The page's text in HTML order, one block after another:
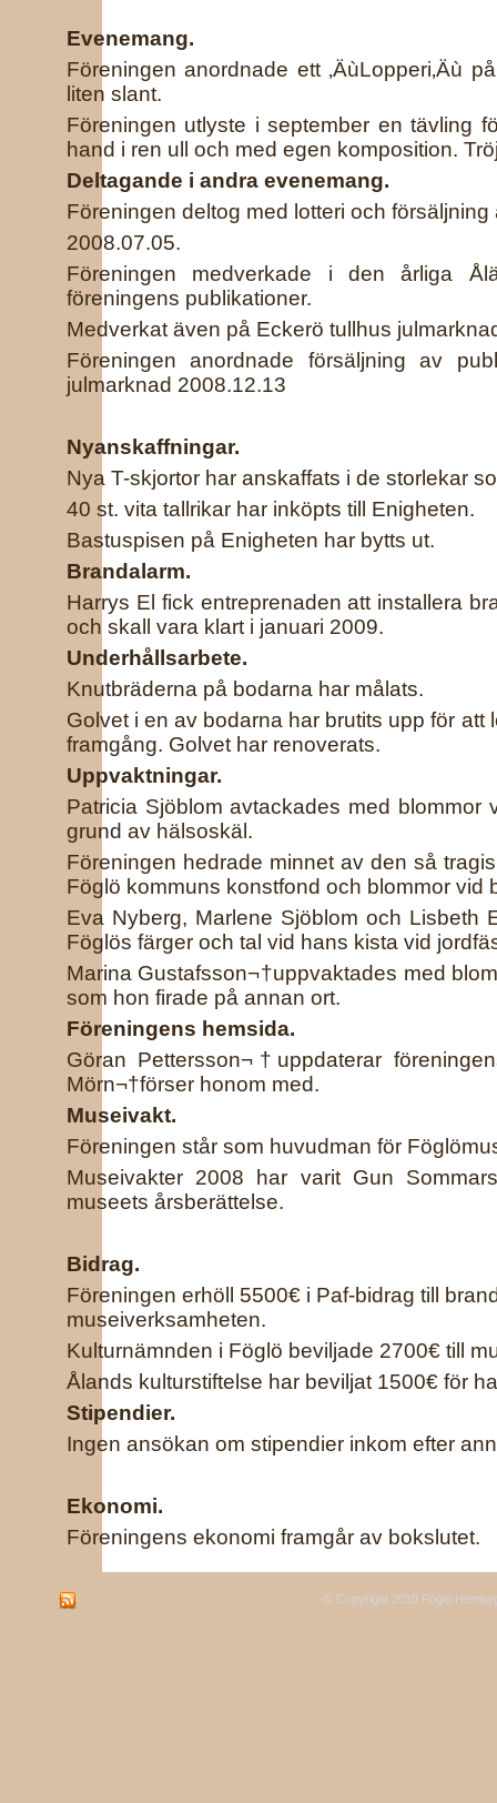
Evenemang.
Föreningen anordnade ett ‚ÄùLopperi‚Äù
liten slant.
Föreningen utlyste i september en tävling
hand i ren ull och med egen komposition.
Deltagande i andra evenemang.
Föreningen deltog med lotteri och
2008.07.05.
Föreningen medverkade i den årliga
föreningens publikationer.
Medverkat även på Eckerö tullhus
Föreningen anordnade försäljning av
julmarknad 2008.12.13
Nyanskaffningar.
Nya T-skjortor har anskaffats i de storlekar
40 st. vita tallrikar har inköpts till Enigheten.
Bastuspisen på Enigheten har bytts ut.
Brandalarm.
Harrys El fick entreprenaden att installera
och skall vara klart i januari 2009.
Underhållsarbete.
Knutbräderna på bodarna har målats.
Golvet i en av bodarna har brutits upp för
framgång. Golvet har renoverats.
Uppvaktningar.
Patricia Sjöblom avtackades med
grund av hälsoskäl.
Föreningen hedrade minnet av den så
Föglö kommuns konstfond och blommor vid
Eva Nyberg, Marlene Sjöblom och Lisbeth
Föglös färger och tal vid hans kista vid
Marina Gustafsson¬†uppvaktades med
som hon firade på annan ort.
Föreningens hemsida.
Göran Pettersson¬†uppdaterar
Mörn¬†förser honom med.
Museivakt.
Föreningen står som huvudman för
Museivakter 2008 har varit Gun
museets årsberättelse.
Bidrag.
Föreningen erhöll 5500€ i Paf-bidrag till
museiverksamheten.
Kulturnämnden i Föglö beviljade 2700€ till
Ålands kulturstiftelse har beviljat 1500€ för
Stipendier.
Ingen ansökan om stipendier inkom efter
Ekonomi.
Föreningens ekonomi framgår av bokslutet.
¬© Copyright 2010 Föglö